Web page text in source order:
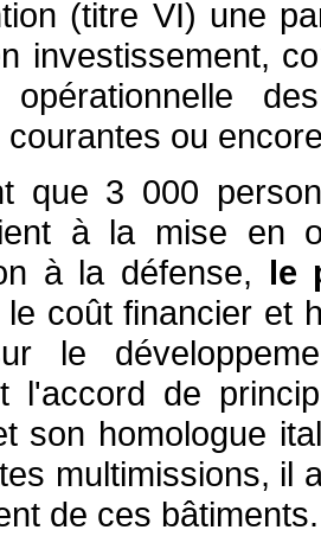
(titre VI) une
investissement,
opérationnelle
courantes ou
que 3 000
à la mise en
à la défense, le
coût financier et
le
l'accord de
son homologue
multimissions, il
de ces bâtiments.